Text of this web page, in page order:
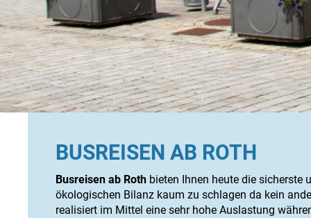
BUSREISEN AB ROTH
Busreisen ab Roth bieten Ihnen heute die sicherste
ökologischen Bilanz kaum zu schlagen da kein
realisiert im Mittel eine sehr hohe Auslastung